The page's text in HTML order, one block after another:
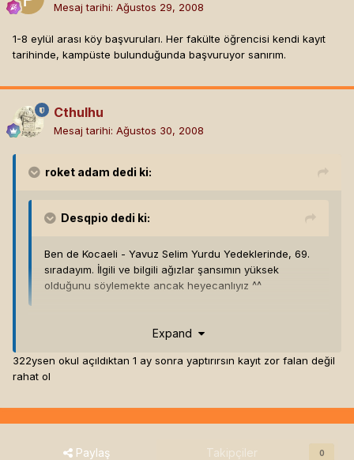
Mesaj tarihi: Ağustos 29, 2008
1-8 eylül arası köy başvuruları. Her fakülte öğrencisi kendi kayıt
tarihinde, kampüste bulunduğunda başvuruyor sanırım.
Cthulhu
Mesaj tarihi: Ağustos 30, 2008
roket adam dedi ki:
Desqpio dedi ki:
Ben de Kocaeli - Yavuz Selim Yurdu Yedeklerinde, 69.
sıradayım. İlgili ve bilgili ağızlar şansımın yüksek
olduğunu söylemekte ancak heyecanlıyız ^^
ben de yedek 322 deyim, ama ara sınıf olduğumdan işim
he genel yurt ta yedek te gitmem genele.
Expand
322ysen okul açıldıktan 1 ay sonra yaptırırsın kayıt zor falan değil
rahat ol
Paylaş Takipçiler 0